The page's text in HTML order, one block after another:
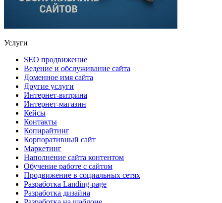
Услуги
SEO продвижение
Ведение и обслуживание сайта
Доменное имя сайта
Другие услуги
Интернет-витрина
Интернет-магазин
Кейсы
Контакты
Копирайтинг
Корпоративный сайт
Маркетинг
Наполнение сайта контентом
Обучение работе с сайтом
Продвижение в социальных сетях
Разработка Landing-page
Разработка дизайна